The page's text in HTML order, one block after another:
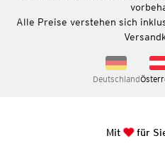
Alle Preise verstehen sich
Deutschland
Mit für